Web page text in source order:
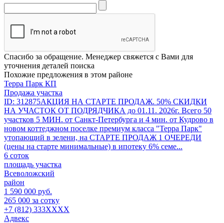
Спасибо за обращение. Менеджер свяжется с Вами для
уточнения деталей поиска
Похожие предложения в этом районе
Терра Парк КП
Продажа участка
ID: 312875АКЦИЯ НА СТАРТЕ ПРОДАЖ. 50% СКИДКИ
НА УЧАСТОК ОТ ПОДРЯДЧИКА до 01.11. 2026г. Всего 50
участков 5 МИН. от Санкт-Петербурга и 4 мин. от Кудрово в
новом коттеджном поселке премиум класса "Терра Парк"
утопающий в зелени, на СТАРТЕ ПРОДАЖ 1 ОЧЕРЕДИ
(цены на старте минимальные) в ипотеку 6% семе...
6 соток
площадь участка
Всеволожский
район
1 590 000 руб.
265 000 за сотку
+7 (812) 333XXXX
Адвекс